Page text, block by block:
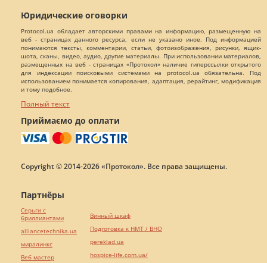
Юридические оговорки
Protocol.ua обладает авторскими правами на информацию, размещенную на
веб - страницах данного ресурса, если не указано иное. Под информацией
понимаются тексты, комментарии, статьи, фотоизображения, рисунки, ящик-
шота, сканы, видео, аудио, другие материалы. При использовании материалов,
размещенных на веб - страницах «Протокол» наличие гиперссылки открытого
для индексации поисковыми системами на protocol.ua обязательна. Под
использованием понимается копирования, адаптация, рерайтинг, модификация
и тому подобное.
Полный текст
Приймаємо до оплати
Copyright © 2014-2026 «Протокол». Все права защищены.
Партнёры
Серьги с
бриллиантами
alliancetechnika.ua
миралинкс
Веб мастер
Винный шкаф
Подготовка к НМТ / ВНО
pereklad.ua
hospice-life.com.ua/